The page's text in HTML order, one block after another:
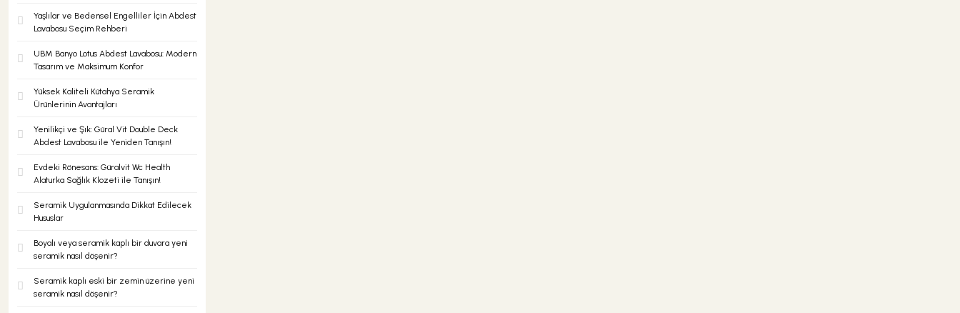
Yaşlılar ve Bedensel Engelliler İçin Abdest
Lavabosu Seçim Rehberi
UBM Banyo Lotus Abdest Lavabosu: Modern
Tasarım ve Maksimum Konfor
Yüksek Kaliteli Kütahya Seramik
Ürünlerinin Avantajları
Yenilikçi ve Şık: Güral Vit Double Deck
Abdest Lavabosu ile Yeniden Tanışın!
Evdeki Rönesans: Güralvit Wc Health
Alaturka Sağlık Klozeti ile Tanışın!
Seramik Uygulanmasında Dikkat Edilecek
Hususlar
Boyalı veya seramik kaplı bir duvara yeni
seramik nasıl döşenir?
Seramik kaplı eski bir zemin üzerine yeni
seramik nasıl döşenir?